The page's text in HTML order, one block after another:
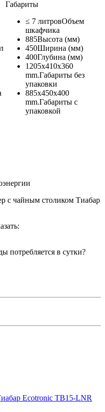
Габариты
≤ 7 литровОбъем
шкафчика
885Высота (мм)
450Ширина (мм)
400Глубина (мм)
1205x410x360
mm.Габариты без
упаковки
885x450x400
mm.Габариты с
упаковкой
с чайным столиком Тиабар
потребляется в сутки?
Ecotronic TB15-LNR